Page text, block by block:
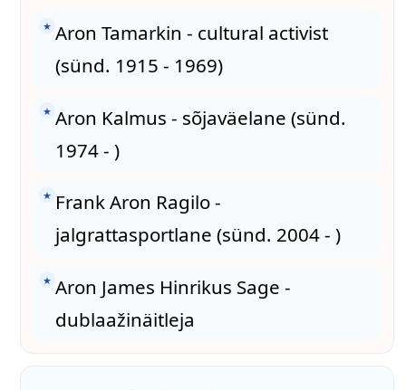
★ Aron Tamarkin - cultural activist
(sünd. 1915 - 1969)
★ Aron Kalmus - sõjaväelane (sünd.
1974 - )
★ Frank Aron Ragilo -
jalgrattasportlane (sünd. 2004 - )
★ Aron James Hinrikus Sage -
dublaažinäitleja